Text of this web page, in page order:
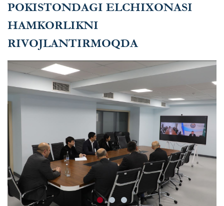
POKISTONDAGI ELCHIXONASI
HAMKORLIKNI
RIVOJLANTIRMOQDA